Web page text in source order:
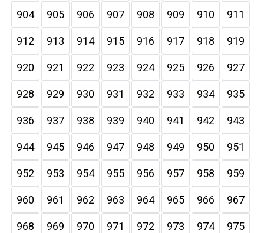
904 905 906 907 908 909 910 911
912 913 914 915 916 917 918 919
920 921 922 923 924 925 926 927
928 929 930 931 932 933 934 935
936 937 938 939 940 941 942 943
944 945 946 947 948 949 950 951
952 953 954 955 956 957 958 959
960 961 962 963 964 965 966 967
968 969 970 971 972 973 974 975